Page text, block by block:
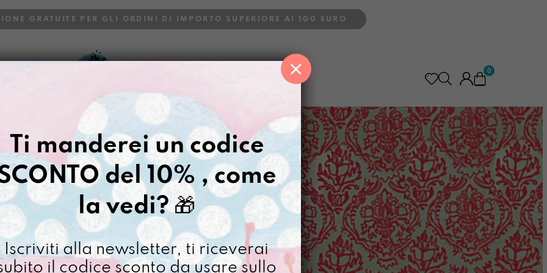
GRATUITE PER GLI ORDINI DI IMPORTO SUPERIORE AI 100 EURO
0
Ti manderei un codice
del 10% , come
la vedi?🎁
Iscriviti alla newsletter, ti riceverai
il codice sconto da usare sullo
×